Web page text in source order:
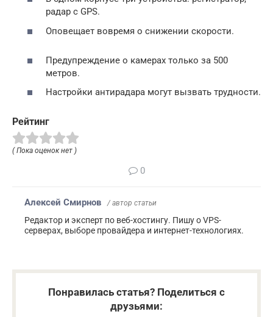
радар с GPS.
Оповещает вовремя о снижении скорости.
Предупреждение о камерах только за 500
метров.
Настройки антирадара могут вызвать трудности.
Рейтинг
( Пока оценок нет )
0
Алексей Смирнов / автор статьи
Редактор и эксперт по веб-хостингу. Пишу о VPS-
серверах, выборе провайдера и интернет-технологиях.
Понравилась статья? Поделиться с
друзьями: